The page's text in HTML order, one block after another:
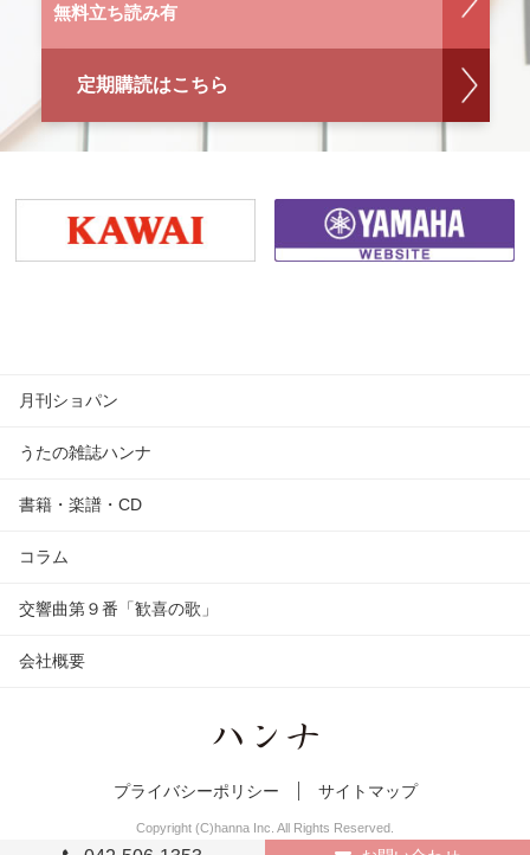
無料立ち読み有
定期購読はこちら
月刊ショパン
うたの雑誌ハンナ
書籍・楽譜・CD
コラム
交響曲第９番「歓喜の歌」
会社概要
プライバシーポリシー サイトマップ
Copyright (C)hanna Inc. All Rights Reserved.